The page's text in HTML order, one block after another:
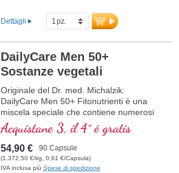
ulteriori informazioni su DailyCare
Men 50+ Multivitaminici
Dettagli
DailyCare Men 50+
Sostanze vegetali
Originale del Dr. med. Michalzik:
DailyCare Men 50+ Fitonutrienti è una
miscela speciale che contiene numerosi
fitonutrienti di alta qualità in alta dosaggio.
Questa formula è adattata alle esigenze
degli uomini oltre i 50 anni e offre un
supporto efficace per il benessere
generale.
Acquistane 3, il 4° è gratis
54,90 € 90 Capsule
(1.372,50 €/kg, 0,61 €/Capsula)
IVA inclusa più Spese di spedizione